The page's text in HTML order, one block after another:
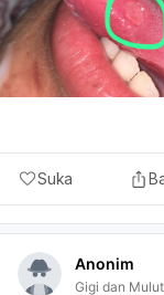
Suka
Anonim
Gigi dan Mulut